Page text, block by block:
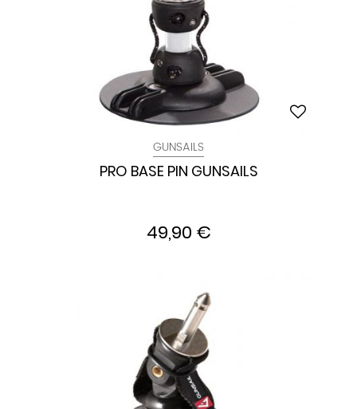
GUNSAILS
PRO BASE PIN GUNSAILS
49,90 €